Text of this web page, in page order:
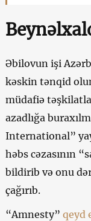
Əbilovun işi
kəskin tənqid
müdafiə
azadlığa
International”
həbs cəzasının
bildirib və onu
çağırıb.
“Amnesty” qeyd